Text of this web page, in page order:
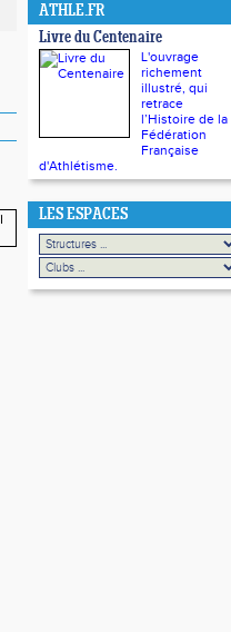
ATHLE.FR
Livre du Centenaire
L'ouvrage
richement
illustré, qui
retrace
l’Histoire de la
Fédération
Française
d'Athlétisme.
LES ESPACES